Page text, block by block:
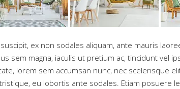
ex non sodales aliquam, ante mauris
sem magna, iaculis ut pretium ac, tincidunt vel
lorem sem accumsan nunc, nec scelerisque
eu lobortis ante sodales. Etiam posuere